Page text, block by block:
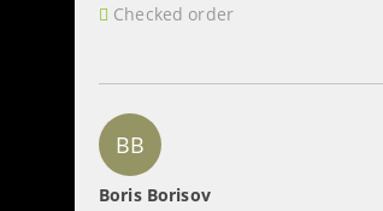
Checked order
BB
Boris Borisov